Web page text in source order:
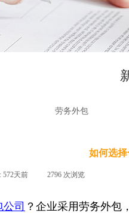
劳务外包
如何选
572天前 2796 次浏览
司 ？企业采用劳务外包